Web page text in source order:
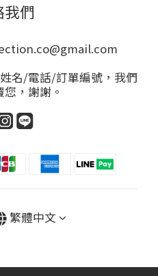
們
名/電話/訂單編號，我們
，謝謝。
繁體中文